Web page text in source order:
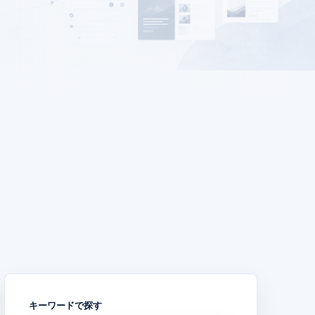
キーワードで探す